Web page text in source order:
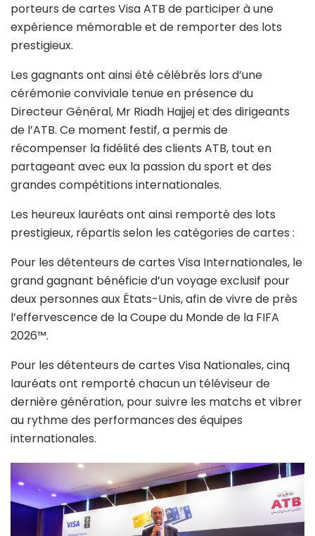
porteurs de cartes Visa ATB de participer à une
expérience mémorable et de remporter des lots
prestigieux.
Les gagnants ont ainsi été célébrés lors d’une
cérémonie conviviale tenue en présence du
Directeur Général, Mr Riadh Hajjej et des dirigeants
de l’ATB. Ce moment festif, a permis de
récompenser la fidélité des clients ATB, tout en
partageant avec eux la passion du sport et des
grandes compétitions internationales.
Les heureux lauréats ont ainsi remporté des lots
prestigieux, répartis selon les catégories de cartes :
Pour les détenteurs de cartes Visa Internationales, le
grand gagnant bénéficie d’un voyage exclusif pour
deux personnes aux États-Unis, afin de vivre de près
l’effervescence de la Coupe du Monde de la FIFA
2026™.
Pour les détenteurs de cartes Visa Nationales, cinq
lauréats ont remporté chacun un téléviseur de
dernière génération, pour suivre les matchs et vibrer
au rythme des performances des équipes
internationales.